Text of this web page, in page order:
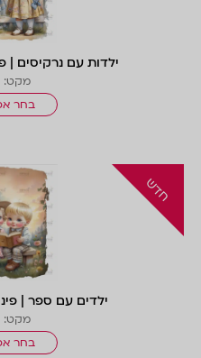
ילדות עם נרקיסים |
מקט: 1825D
בחר
ילדים עם ספר |
מקט: 1825G
בחר